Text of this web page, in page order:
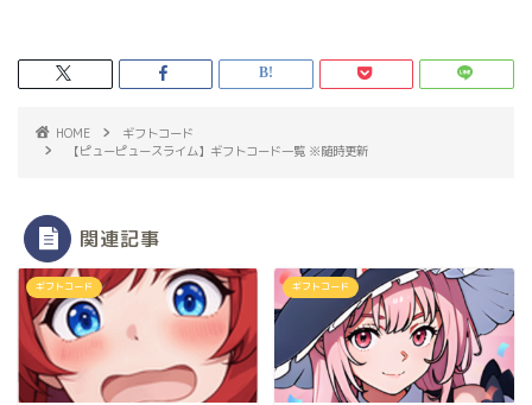
HOME
ギフトコード
【ピューピュースライム】ギフトコード一覧 ※随時更新
関連記事
ギフトコード ギフトコード